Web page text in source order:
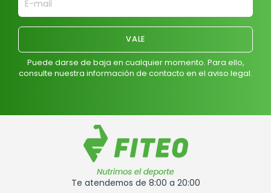
Puede darse de baja en cualquier momento. Para ello,
consulte nuestra información de contacto en el aviso legal.
Te atendemos de 8:00 a 20:00